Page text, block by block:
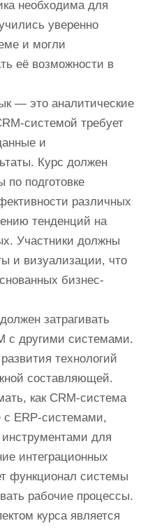
необходима для
уверенно
и могли
её возможности в
— это аналитические
системой требует
и
Курс должен
по подготовке
различных
тенденций на
Участники должны
и визуализации, что
бизнес-
затрагивать
с другими системами.
технологий
составляющей.
как CRM-система
с ERP-системами,
для
интеграционных
функционал системы
рабочие процессы.
курса является